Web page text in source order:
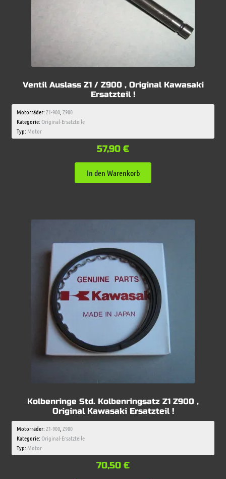
Ventil Auslass Z1 / Z900 , Original Kawasaki
Ersatzteil !
Motorräder:Z1-900,Z900
Kategorie:Original-Ersatzteile
Typ: Motor
57,90 €
In den Warenkorb
Kolbenringe Std. Kolbenringsatz Z1 Z900 ,
Original Kawasaki Ersatzteil !
Motorräder:Z1-900, Z900
Kategorie:Original-Ersatzteile
Typ: Motor
70,50 €